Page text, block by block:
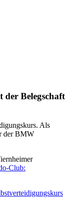
der Belegschaft
Als
der BMW
Club: